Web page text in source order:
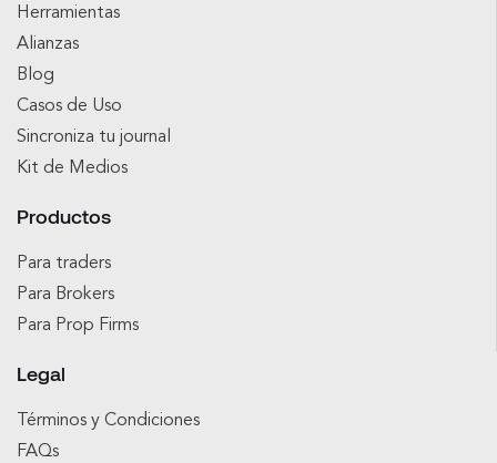
Herramientas
Alianzas
Blog
Casos de Uso
Sincroniza tu journal
Kit de Medios
Productos
Para traders
Para Brokers
Para Prop Firms
Legal
Términos y Condiciones
FAQs